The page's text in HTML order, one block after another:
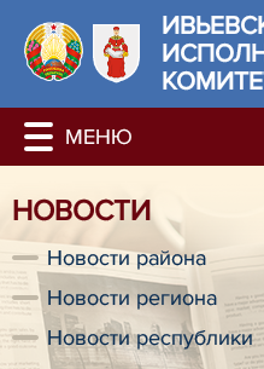
НОВОСТИ
Новости района
Новости региона
Новости республики